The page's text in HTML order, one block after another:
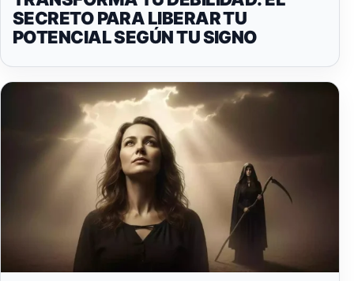
SECRETO PARA LIBERAR TU
POTENCIAL SEGÚN TU SIGNO